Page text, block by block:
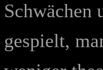
Schwächen
gespielt,